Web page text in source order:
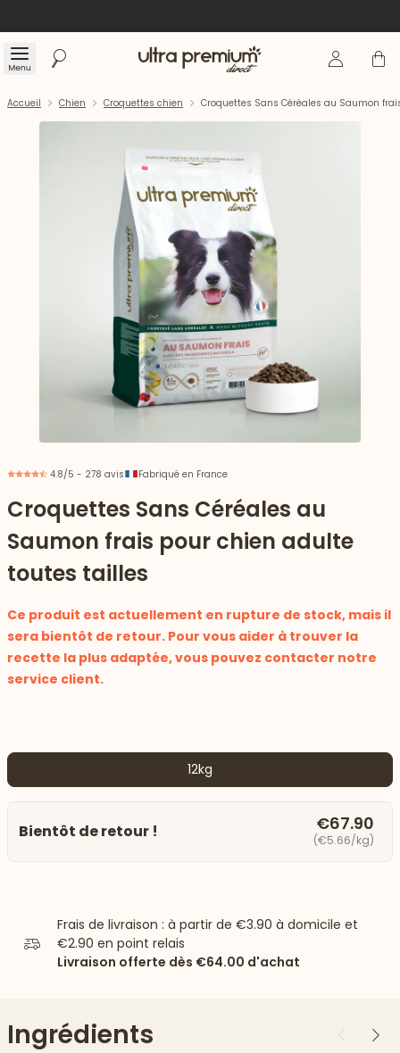
Menu Rechercher Accueil Se Panier
Accueil Chien Croquettes chien Croquettes Sans Céréales au Saumon
4.8/5 - 278 avis Fabriqué en France
Croquettes Sans Céréales au
Saumon frais pour chien adulte
toutes tailles
Ce produit est actuellement en rupture de stock, mais il
sera bientôt de retour. Pour vous aider à trouver la
recette la plus adaptée, vous pouvez contacter notre
service client.
12kg
Bientôt de retour ! €67.90
(€5.66/kg)
Frais de livraison : à partir de €3.90 à domicile et
€2.90 en point relais
Livraison offerte dès €64.00 d'achat
Ingrédients Précédent